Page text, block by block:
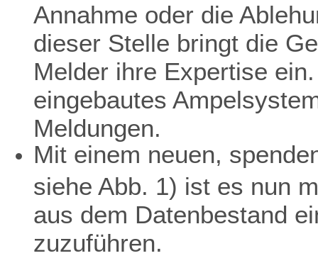
Annahme oder die
dieser Stelle bringt die
Melder ihre Expertise
eingebautes
Meldungen.
Mit einem neuen,
siehe Abb. 1) ist es nun
aus dem Datenbestand
zuzuführen.